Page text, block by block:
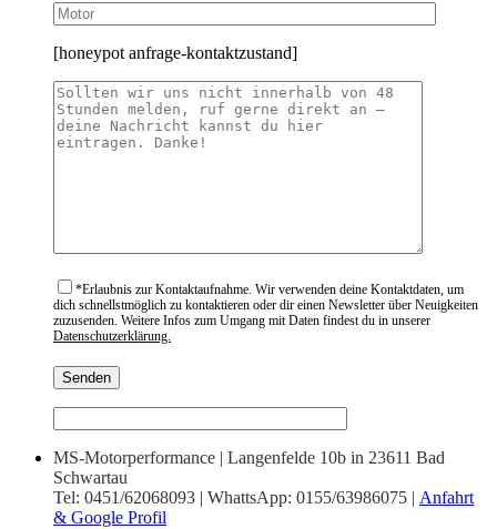
[honeypot anfrage-kontaktzustand]
*Erlaubnis zur Kontaktaufnahme. Wir verwenden deine Kontaktdaten, um
dich schnellstmöglich zu kontaktieren oder dir einen Newsletter über Neuigkeiten
zuzusenden. Weitere Infos zum Umgang mit Daten findest du in unserer
Datenschutzerklärung.
MS-Motorperformance | Langenfelde 10b in 23611 Bad
Schwartau
Tel: 0451/62068093 | WhattsApp: 0155/63986075 | Anfahrt
& Google Profil